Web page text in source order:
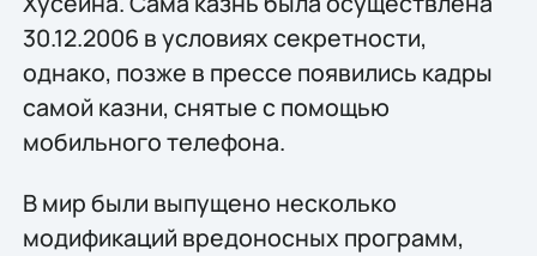
30.12.2006 в условиях секретности,
однако, позже в прессе появились кадры
самой казни, снятые с помощью
мобильного телефона.
В мир были выпущено несколько
модификаций вредоносных программ,